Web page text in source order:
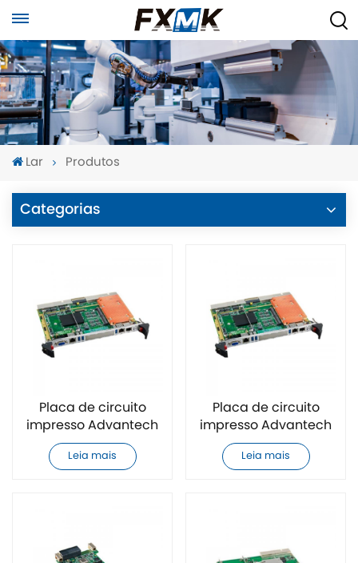
Lar Produtos
Categorias
Placa de circuito
impresso Advantech
MIC-3399HA-M6E
CPCI original e nova
Leia mais
Placa de circuito
impresso Advantech
MIC-6131C000E-ES
CPCI original e nova
Leia mais